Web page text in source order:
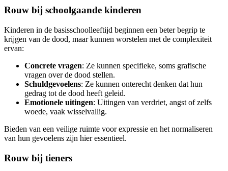
Rouw bij schoolgaande kinderen
Kinderen in de basisschoolleeftijd beginnen een beter begrip te
krijgen van de dood, maar kunnen worstelen met de complexiteit
ervan:
Concrete vragen: Ze kunnen specifieke, soms grafische
vragen over de dood stellen.
Schuldgevoelens: Ze kunnen onterecht denken dat hun
gedrag tot de dood heeft geleid.
Emotionele uitingen: Uitingen van verdriet, angst of zelfs
woede, vaak wisselvallig.
Bieden van een veilige ruimte voor expressie en het normaliseren
van hun gevoelens zijn hier essentieel.
Rouw bij tieners